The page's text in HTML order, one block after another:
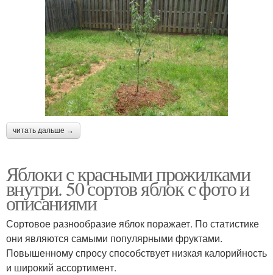
читать дальше →
Яблоки с красными прожилками
внутри. 50 сортов яблок с фото и
описаниями
Сортовое разнообразие яблок поражает. По статистике
они являются самыми популярными фруктами.
Повышенному спросу способствует низкая калорийность
и широкий ассортимент.